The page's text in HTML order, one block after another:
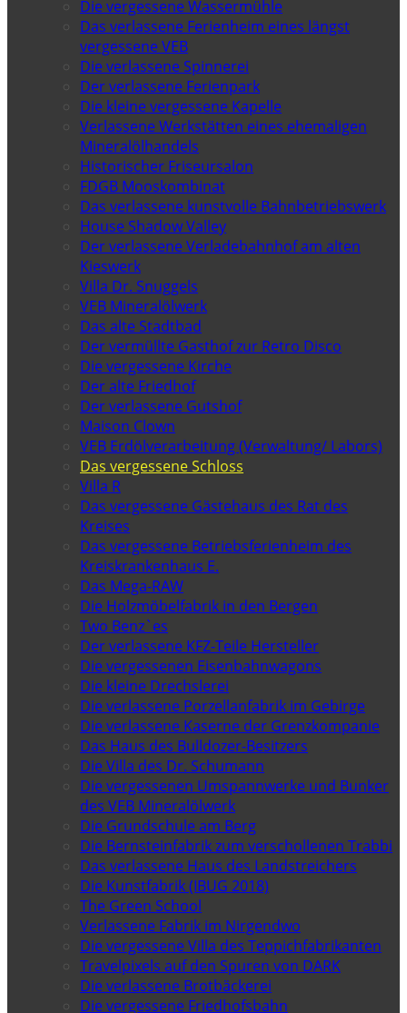
Die vergessene Wassermühle
Das verlassene Ferienheim eines längst
vergessene VEB
Die verlassene Spinnerei
Der verlassene Ferienpark
Die kleine vergessene Kapelle
Verlassene Werkstätten eines ehemaligen
Mineralölhandels
Historischer Friseursalon
FDGB Mooskombinat
Das verlassene kunstvolle Bahnbetriebswerk
House Shadow Valley
Der verlassene Verladebahnhof am alten
Kieswerk
Villa Dr. Snuggels
VEB Mineralölwerk
Das alte Stadtbad
Der vermüllte Gasthof zur Retro Disco
Die vergessene Kirche
Der alte Friedhof
Der verlassene Gutshof
Maison Clown
VEB Erdölverarbeitung (Verwaltung/ Labors)
Das vergessene Schloss
Villa R
Das vergessene Gästehaus des Rat des
Kreises
Das vergessene Betriebsferienheim des
Kreiskrankenhaus E.
Das Mega-RAW
Die Holzmöbelfabrik in den Bergen
Two Benz`es
Der verlassene KFZ-Teile Hersteller
Die vergessenen Eisenbahnwagons
Die kleine Drechslerei
Die verlassene Porzellanfabrik im Gebirge
Die verlassene Kaserne der Grenzkompanie
Das Haus des Bulldozer-Besitzers
Die Villa des Dr. Schumann
Die vergessenen Umspannwerke und Bunker
des VEB Mineralölwerk
Die Grundschule am Berg
Die Bernsteinfabrik zum verschollenen Trabbi
Das verlassene Haus des Landstreichers
Die Kunstfabrik (IBUG 2018)
The Green School
Verlassene Fabrik im Nirgendwo
Die vergessene Villa des Teppichfabrikanten
Travelpixels auf den Spuren von DARK
Die verlassene Brotbäckerei
Die vergessene Friedhofsbahn